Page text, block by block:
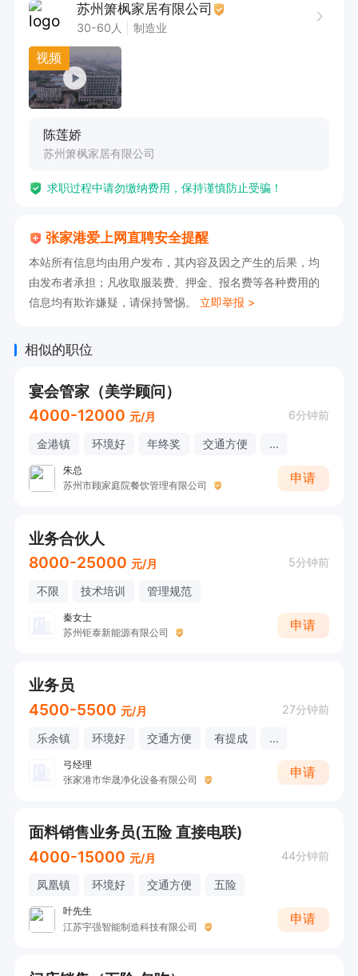
3、经验：终端门店销售经验优先，有家居建材、
4、能熟练操作word、Excel办公软件；
5、有较强的沟通表达能力，有团队协作精神、善
岗位职责：
2..制定公司产品销售策略和工作计划，完成销售
3、开拓新市场,发展新客户,增加产品销售范围；
4、负责维护与增进现有客户关系，建立与相关人
员长期良好的信赖关系。
08：30——17：30，中午休息1个小时。
1、负责对公司提供的客户资源进行沟通并筛选出
意向客户或潜在客户；
2、通过电话与客户进行有效沟通、了解客户需
求、寻找销售机会并完成销售目标；
作关系。
4、意向客户，专人负责跟踪服务，享受签单提
苏州箫枫家居有限公司
30-60人 制造业
视频
陈莲娇
苏州箫枫家居有限公司
求职过程中请勿缴纳费用，保持谨慎防止受骗！
张家港爱上网直聘安全提醒
本站所有信息均由用户发布，其内容及因之产生的后果，均
由发布者承担；凡收取服装费、押金、报名费等各种费用的
信息均有欺诈嫌疑，请保持警惕。 立即举报 >
相似的职位
宴会管家（美学顾问）
4000-12000 元/月 6分钟前
金港镇 环境好 年终奖 交通方便 ...
朱总
苏州市顾家庭院餐饮管理有限公司
申请
业务合伙人
8000-25000 元/月 5分钟前
不限 技术培训 管理规范
秦女士
苏州钜泰新能源有限公司
申请
业务员
4500-5500 元/月 27分钟前
乐余镇 环境好 交通方便 有提成 ...
弓经理
张家港市华晟净化设备有限公司
申请
面料销售业务员(五险 直接电联)
4000-15000 元/月 44分钟前
凤凰镇 环境好 交通方便 五险
叶先生
江苏宇强智能制造科技有限公司
申请